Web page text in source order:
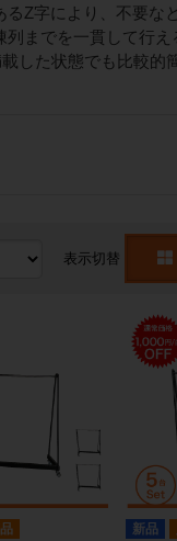
Z字により、不要
までを一貫して行
した状態でも比較
表示切替
新品